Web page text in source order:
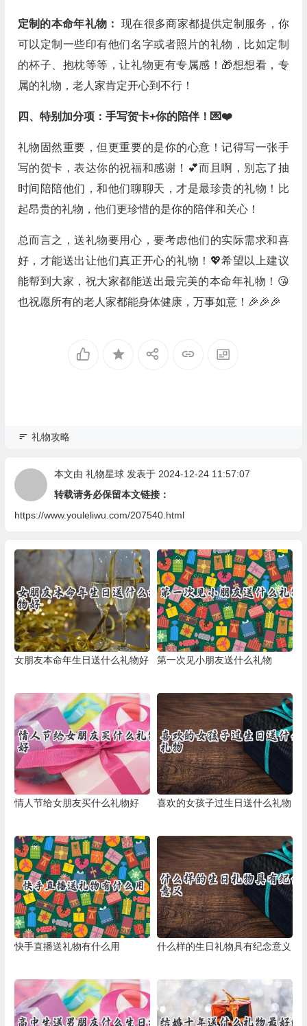
定制的本命年礼物：现在很多商家都提供定制服务，你
可以定制一些印有他们名字或者照片的礼物，比如定制
的杯子、抱枕等等，让礼物更有专属感！🎁想想看，专
属的礼物，老人家肯定开心到不行！
四、特别加分项：手写贺卡+你的陪伴！💌❤️
礼物固然重要，但更重要的是你的心意！记得写一张手
写的贺卡，表达你的祝福和感谢！💕而且啊，别忘了抽
时间陪陪他们，和他们聊聊天，才是最珍贵的礼物！比
起昂贵的礼物，他们更珍惜的是你的陪伴和关心！
总而言之，送礼物要用心，要考虑他们的实际需求和喜
好，才能送出让他们真正开心的礼物！💖希望以上建议
能帮到大家，祝大家都能送出最完美的本命年礼物！😘
也祝愿所有的老人家都能身体健康，万事如意！🎉🎉🎉
礼物攻略
本文由 礼物星球发表于 2024-12-24 11:57:07
转载请务必保留本文链接：
https://www.youleliwu.com/207540.html
女朋友本命年生日送什么礼物好 第一次见小朋友送什么礼物
情人节给女朋友买什么礼物好 喜欢的女孩子过生日送什么礼物
快手直播送礼物有什么用 什么样的生日礼物具有纪念意义